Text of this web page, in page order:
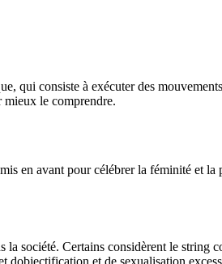
qui consiste à exécuter des
mieux le comprendre.
en avant pour célébrer la féminité et
société. Certains considèrent le string